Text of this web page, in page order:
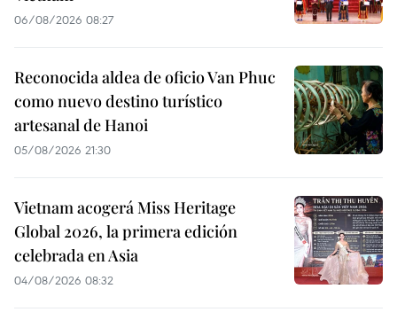
06/08/2026 08:27
Reconocida aldea de oficio Van Phuc
como nuevo destino turístico
artesanal de Hanoi
05/08/2026 21:30
Vietnam acogerá Miss Heritage
Global 2026, la primera edición
celebrada en Asia
04/08/2026 08:32